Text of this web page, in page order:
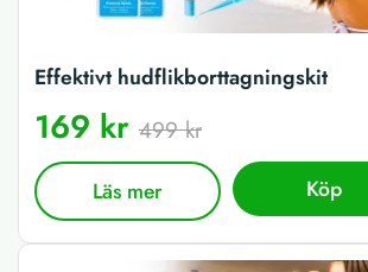
Effektivt hudflikborttagningskit
169 kr 499 kr
Läs mer Köp